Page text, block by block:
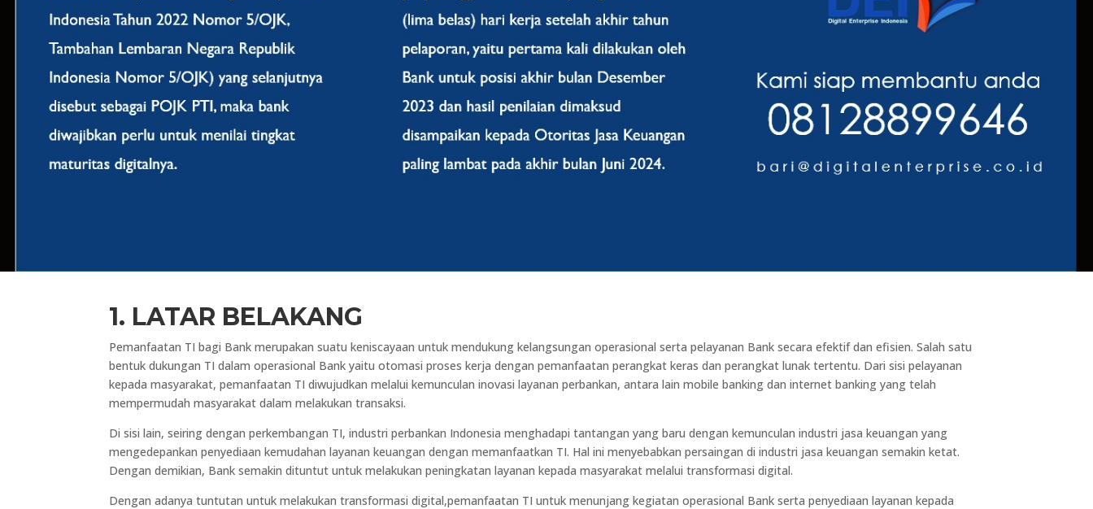
1. LATAR BELAKANG
Pemanfaatan TI bagi Bank merupakan suatu keniscayaan untuk mendukung kelangsungan operasional serta pelayanan Bank secara efektif dan efisien. Salah satu
bentuk dukungan TI dalam operasional Bank yaitu otomasi proses kerja dengan pemanfaatan perangkat keras dan perangkat lunak tertentu. Dari sisi pelayanan
kepada masyarakat, pemanfaatan TI diwujudkan melalui kemunculan inovasi layanan perbankan, antara lain mobile banking dan internet banking yang telah
mempermudah masyarakat dalam melakukan transaksi.
Di sisi lain, seiring dengan perkembangan TI, industri perbankan Indonesia menghadapi tantangan yang baru dengan kemunculan industri jasa keuangan yang
mengedepankan penyediaan kemudahan layanan keuangan dengan memanfaatkan TI. Hal ini menyebabkan persaingan di industri jasa keuangan semakin ketat.
Dengan demikian, Bank semakin dituntut untuk melakukan peningkatan layanan kepada masyarakat melalui transformasi digital.
Dengan adanya tuntutan untuk melakukan transformasi digital,pemanfaatan TI untuk menunjang kegiatan operasional Bank serta penyediaan layanan kepada